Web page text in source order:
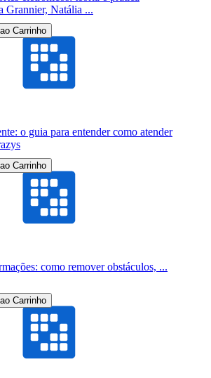
Grannier, Natália ...
Carrinho
o guia para entender como atender
Carrinho
como remover obstáculos, ...
Carrinho